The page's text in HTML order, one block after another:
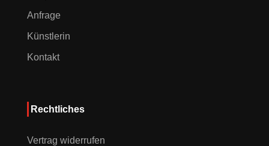
Anfrage
Künstlerin
Kontakt
Rechtliches
Vertrag widerrufen